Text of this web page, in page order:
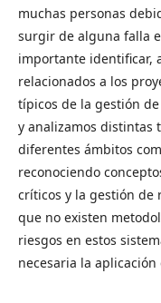
muchas personas
surgir de alguna falla
importante identificar,
relacionados a los
típicos de la gestión
y analizamos distintas
diferentes ámbitos
reconociendo
críticos y la gestión de
que no existen
riesgos en estos
necesaria la